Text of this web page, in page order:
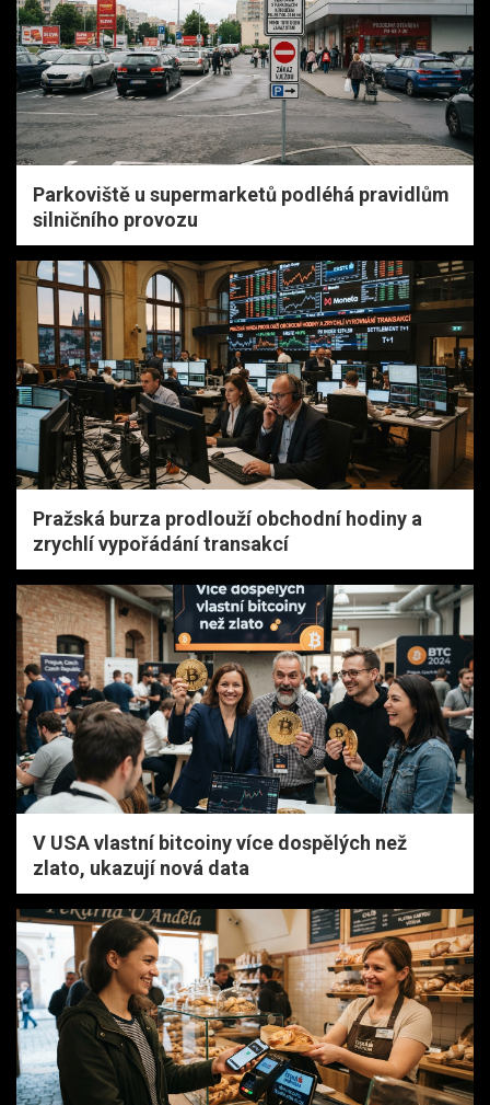
Parkoviště u supermarketů podléhá pravidlům
silničního provozu
Pražská burza prodlouží obchodní hodiny a
zrychlí vypořádání transakcí
V USA vlastní bitcoiny více dospělých než
zlato, ukazují nová data